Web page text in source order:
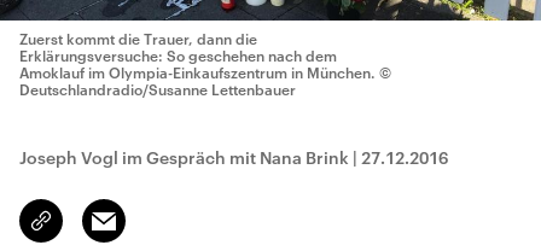
Zuerst kommt die Trauer, dann die
Erklärungsversuche: So geschehen nach dem
Amoklauf im Olympia-Einkaufszentrum in München. ©
Deutschlandradio/Susanne Lettenbauer
Joseph Vogl im Gespräch mit Nana Brink | 27.12.2016
Link
kopieren/teilen
Email